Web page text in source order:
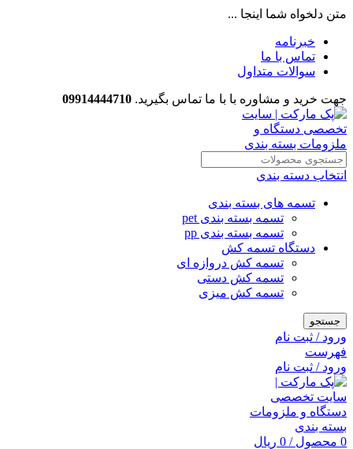
متن دلخواه شما اینجا ...
خبرنامه
تماس با ما
سوالات متداول
جهت خرید و مشاوره با با ما تماس بگیرید. 09914444710
انتخاب دسته بندی
تسمه های بسته بندی
تسمه بسته بندی pet
تسمه بسته بندی pp
دستگاه تسمه کش
تسمه کش دروازه ای
تسمه کش دستی
تسمه کش میزی
جستجو
ورود / ثبت نام
فهرست
ورود / ثبت نام
0 محصول /
0 ریال